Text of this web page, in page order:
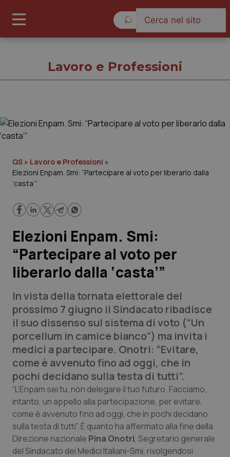
Governo e Parlamento
Regioni e Asl
Lavoro e Professioni
Scienza e Farmaci
Studi e Analisi
Lettere al direttore
Edizioni Regionali
QS Pro
Professionisti Sanitari.AI
Abruzzo
Basilicata
QS Pro Gold
Artrite & artrosi
QS Club Newsletter
Lavoro e Professioni
QS » Lavoro e Professioni »
Elezioni Enpam. Smi: “Partecipare al voto per liberarlo dalla
‘casta’”
Elezioni Enpam. Smi:
“Partecipare al voto per
liberarlo dalla ‘casta’”
In vista della tornata elettorale del
prossimo 7 giugno il Sindacato ribadisce
il suo dissenso sul sistema di voto (“Un
porcellum in camice bianco”) ma invita i
medici a partecipare. Onotri: “Evitare,
come è avvenuto fino ad oggi, che in
pochi decidano sulla testa di tutti”.
“L’Enpam sei tu, non delegare il tuo futuro. Facciamo,
intanto, un appello alla partecipazione, per evitare,
come è avvenuto fino ad oggi, che in pochi decidano
sulla testa di tutti”. È quanto ha affermato alla fine della
Direzione nazionale Pina Onotri, Segretario generale
del Sindacato dei Medici Italiani-Smi, rivolgendosi